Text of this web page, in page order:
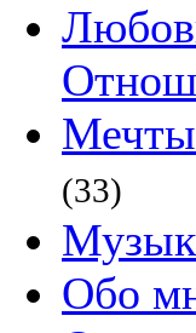
(33)
Обо